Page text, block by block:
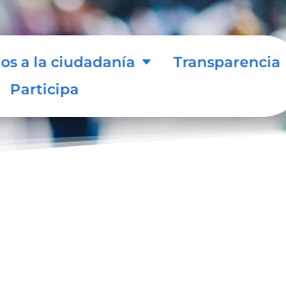
a la ciudadanía
Transparencia
Participa